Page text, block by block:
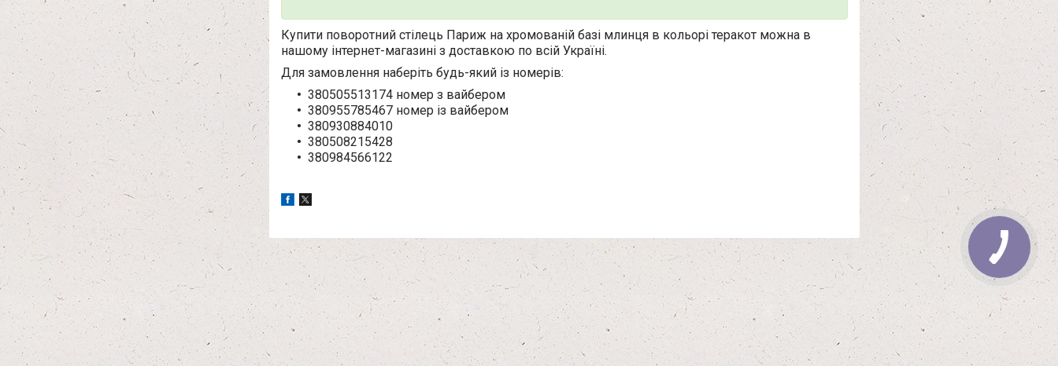
Купити поворотний стілець Париж на хромованій базі млинця в кольорі теракот можна в
нашому інтернет-магазині з доставкою по всій Україні.
Для замовлення наберіть будь-який із номерів:
380505513174 номер з вайбером
380955785467 номер із вайбером
380930884010
380508215428
380984566122